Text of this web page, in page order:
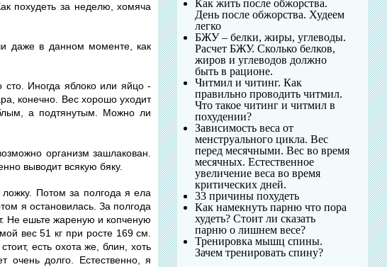
похудеть за неделю, хомяча
даже в данном моменте, как
Иногда яблоко или яйцо -
конечно. Вес хорошо уходит
а подтянутым. Можно ли
организм зашлакован.
выводит всякую бяку.
Потом за полгода я ела
я остановилась. За полгода
Не ешьте жареную и копченую
вес 51 кг при росте 169 см.
есть охота же, блин, хоть
долго. Естественно, я
Как жить после обжорства.
День после обжорства. Худеем
легко
БЖУ – белки, жиры, углеводы.
Расчет БЖУ. Сколько белков,
жиров и углеводов должно
быть в рационе.
Читмил и читинг. Как
правильно проводить читмил.
Что такое читинг и читмил в
похудении?
Зависимость веса от
менструального цикла. Вес
перед месячными. Вес во время
месячных. Естественное
увеличение веса во время
критических дней.
33 причины похудеть
Как намекнуть парню что пора
худеть? Стоит ли сказать
парню о лишнем весе?
Тренировка мышц спины.
Зачем тренировать спину?